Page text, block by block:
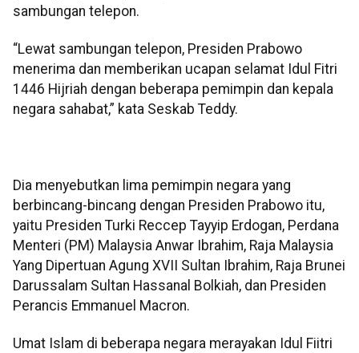
sambungan telepon.
“Lewat sambungan telepon, Presiden Prabowo
menerima dan memberikan ucapan selamat Idul Fitri
1446 Hijriah dengan beberapa pemimpin dan kepala
negara sahabat,” kata Seskab Teddy.
Dia menyebutkan lima pemimpin negara yang
berbincang-bincang dengan Presiden Prabowo itu,
yaitu Presiden Turki Reccep Tayyip Erdogan, Perdana
Menteri (PM) Malaysia Anwar Ibrahim, Raja Malaysia
Yang Dipertuan Agung XVII Sultan Ibrahim, Raja Brunei
Darussalam Sultan Hassanal Bolkiah, dan Presiden
Perancis Emmanuel Macron.
Umat Islam di beberapa negara merayakan Idul Fiitri